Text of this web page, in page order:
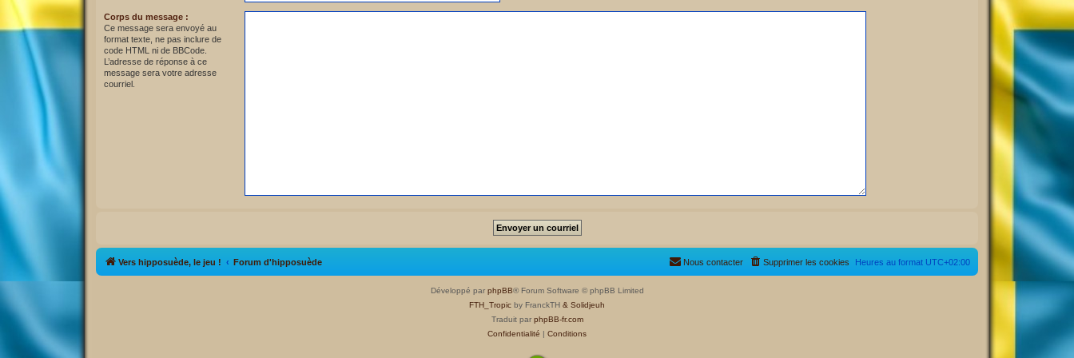
Corps du message :
Ce message sera envoyé au
format texte, ne pas inclure de
code HTML ni de BBCode.
L’adresse de réponse à ce
message sera votre adresse
courriel.
Vers hipposuède, le jeu ! Forum d'hipposuède Heures au format UTC+02:00
Supprimer les cookies
Nous contacter
Développé par phpBB® Forum Software © phpBB Limited
FTH_Tropic by FranckTH & Solidjeuh
Traduit par phpBB-fr.com
Confidentialité | Conditions